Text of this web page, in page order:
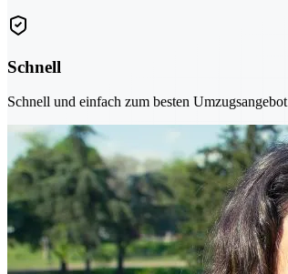
Schnell
Schnell und einfach zum besten Umzugsangebot